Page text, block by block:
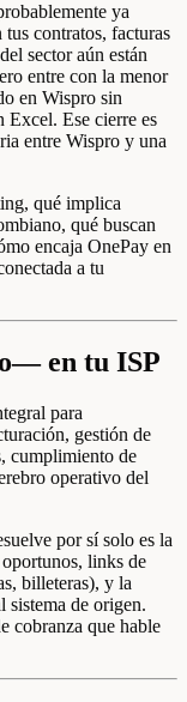
ya
contratos, facturas
sector aún están
entre con la menor
en Wispro sin
Excel. Ese cierre es
entre Wispro y una
qué implica
qué buscan
encaja OnePay en
a tu
en tu ISP
para
gestión de
cumplimiento de
operativo del
por sí solo es la
links de
billeteras), y la
sistema de origen.
cobranza que hable